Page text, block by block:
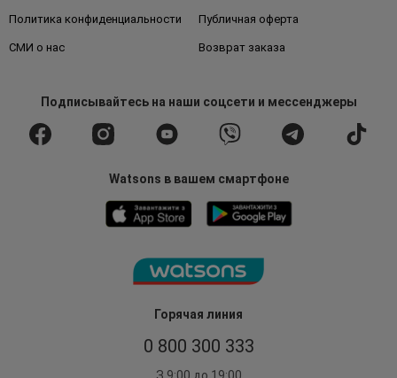
Горячая линия
0 800 300 333
Политика конфиденциальности Публичная оферта
СМИ о нас Возврат заказа
Подписывайтесьна наши соцсети и мессенджеры
Watsons в вашем смартфоне